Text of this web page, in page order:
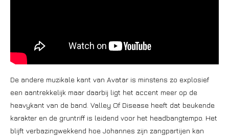
De andere muzikale kant van Avatar is minstens zo explosief
een aantrekkelijk maar daarbij ligt het accent meer op de
heavykant van de band. Valley Of Disease heeft dat beukende
karakter en de gruntriff is leidend voor het headbangtempo. Het
blijft verbazingwekkend hoe Johannes zijn zangpartijen kan